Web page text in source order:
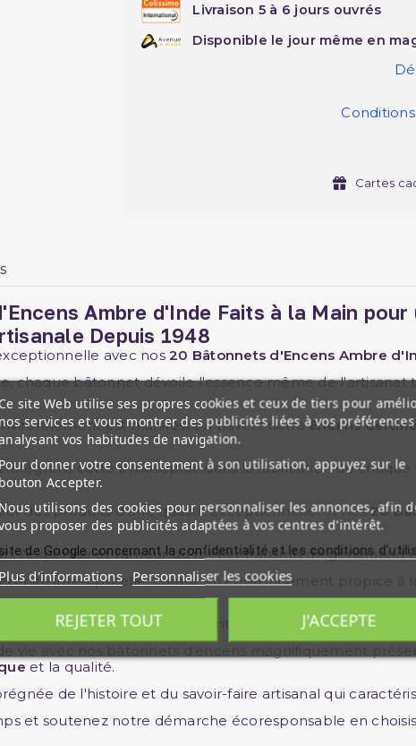
Livraison 5 à 6 jours ouvrés
Disponible le jour même en
Cartes
Ambre d'Inde Faits à la Main
Depuis 1948
avec nos20 Bâtonnets d'Encens Ambre
chaque bâtonnet dévoile l'essence même de l'artisanat
est manifeste à travers notreEncens
cette philosophie dans la fabrication de
des produits d'une qualité exceptionnelle, et nos20
l'expertise et l'amour du métier transmis de génération
intemporelle, créant un environnement propice à la
lieu de calme intérieur, élevant votre routine
vie avec nos bâtonnets d'encens magnifiquement
et la qualité.
de l'histoire et du savoir-faire artisanal qui
et soutenez notre démarche écoresponsable en
Ce site Web utilise ses propres cookies et ceux de tiers pour
nos services et vous montrer des publicités liées à vos
vos habitudes de navigation.
Pour donner votre consentement à son utilisation, appuyez sur le
bouton Accepter.
Nous utilisons des cookies pour personnaliser les annonces, afin
proposer des publicités adaptées à vos centres d'intérêt.
site de Google concernant la confidentialité et les conditions
Plus d'informations Personnaliser les cookies
REJETER TOUT J'ACCEPTE